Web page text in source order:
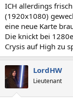
ICH allerdings
(1920x1080)
eine neue Karte
Die knickt bei
Crysis auf High zu
LordHW
Lieutenant